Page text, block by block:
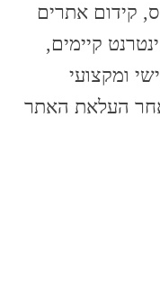
קידום אתרים
קיימים,
ומקצועי
העלאת האתר